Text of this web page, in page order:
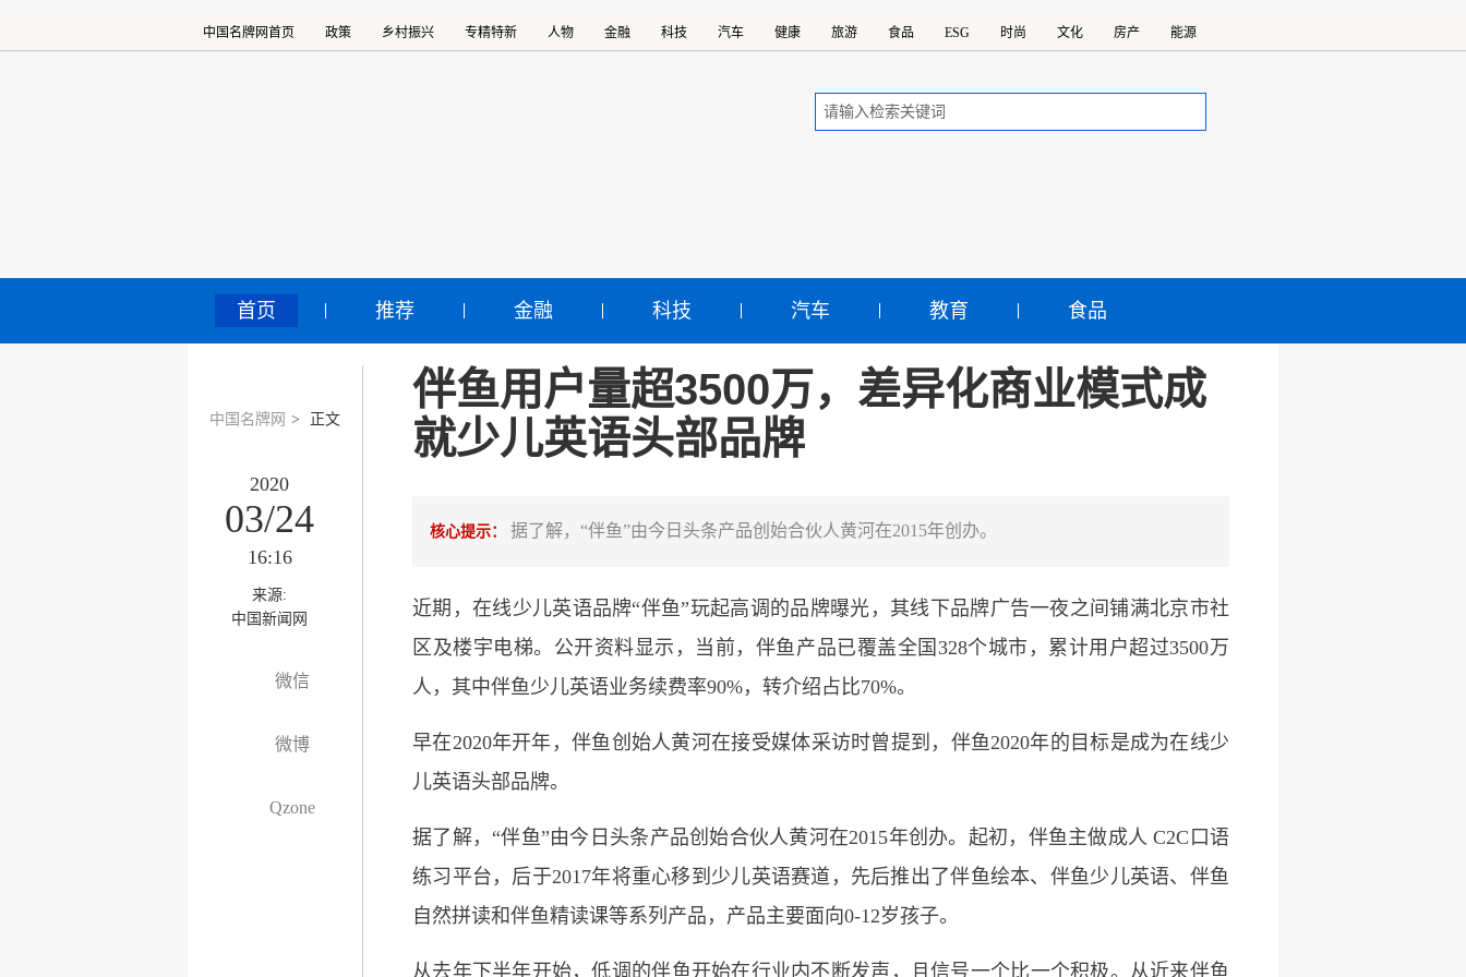
中国名牌网首页 政策 乡村振兴 专精特新 人物 金融 科技 汽车 健康 旅游 食品 ESG 时尚 文化 房产 能源
首页 推荐 金融 科技 汽车 教育 食品
中国名牌网 > 正文
2020
03/24
16:16
来源:
中国新闻网
微信
微博
Qzone
伴鱼用户量超3500万，差异化商业模式成
就少儿英语头部品牌
核心提示： 据了解，“伴鱼”由今日头条产品创始合伙人黄河在2015年创办。
近期，在线少儿英语品牌“伴鱼”玩起高调的品牌曝光，其线下品牌广告一夜之间铺满北京市社
区及楼宇电梯。公开资料显示，当前，伴鱼产品已覆盖全国328个城市，累计用户超过3500万
人，其中伴鱼少儿英语业务续费率90%，转介绍占比70%。
早在2020年开年，伴鱼创始人黄河在接受媒体采访时曾提到，伴鱼2020年的目标是成为在线少
儿英语头部品牌。
据了解，“伴鱼”由今日头条产品创始合伙人黄河在2015年创办。起初，伴鱼主做成人 C2C口语
练习平台，后于2017年将重心移到少儿英语赛道，先后推出了伴鱼绘本、伴鱼少儿英语、伴鱼
自然拼读和伴鱼精读课等系列产品，产品主要面向0-12岁孩子。
从去年下半年开始，低调的伴鱼开始在行业内不断发声，且信号一个比一个积极。从近来伴鱼